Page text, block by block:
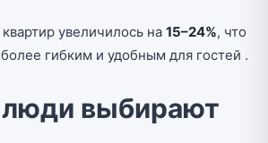
увеличилось на 15–24%, что
гибким и удобным для гостей .
выбирают